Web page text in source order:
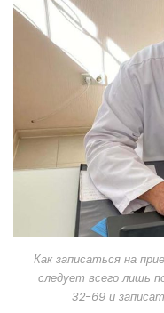
Как записаться на
следует всего лишь
32-69 и